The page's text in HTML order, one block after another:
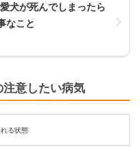
愛犬が死んでしまったら
なこと
意したい病気
る状態